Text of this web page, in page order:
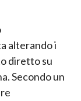
alterando i
diretto su
Secondo un